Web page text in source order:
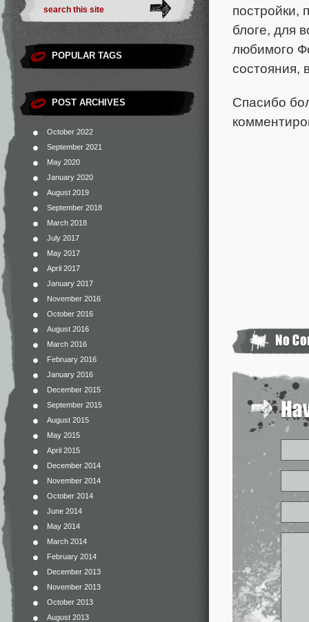
POPULAR TAGS
POST ARCHIVES
October 2022
September 2021
May 2020
January 2020
August 2019
September 2018
March 2018
July 2017
May 2017
April 2017
January 2017
November 2016
October 2016
August 2016
March 2016
February 2016
January 2016
December 2015
September 2015
August 2015
May 2015
April 2015
December 2014
November 2014
October 2014
June 2014
May 2014
March 2014
February 2014
December 2013
November 2013
October 2013
August 2013
постройки,
блоге, для
любимого
состояния,
Спасибо